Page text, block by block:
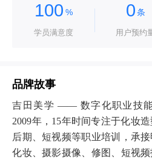
100 %
学员满意度
0 条
用户预约
品牌故事
吉田美学 —— 数字化职业技
2009年，15年时间专注于化妆
后期、短视频等职业培训，承
化妆、摄影摄像、修图、短视